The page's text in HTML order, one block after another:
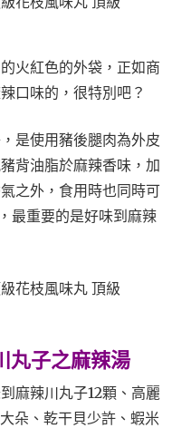
火紅色的外袋，正如商
口味的，很特別吧？
是使用豬後腿肉為外皮
背油脂於麻辣香味，加
之外，食用時也同時可
最重要的是好味到麻辣
丸子之麻辣湯
麻辣川丸子12顆、高麗
朵、乾干貝少許、蝦米